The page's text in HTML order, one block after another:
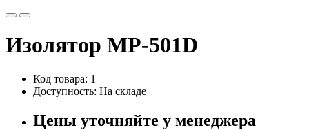
Изолятор MP-501D
Код товара: 1
Доступность: На складе
Цены уточняйте у менеджера